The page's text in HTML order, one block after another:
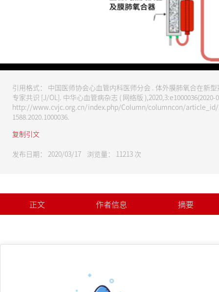
引用格式： 中国医师协会心血管内科医师分会 . 体外膜肺氧合在新
专家共识 [J/OL]. 中华心血管病杂志 ( 网络版 ),2020,3:e1000036(2020-
http://www.cvjc.org.cn/index.php/Column/columncon/article_id/
1588.2020.1000036.
复制引文
发布日期： 2020/03/17 浏览量： 11213 次
正文 作者信息 摘要